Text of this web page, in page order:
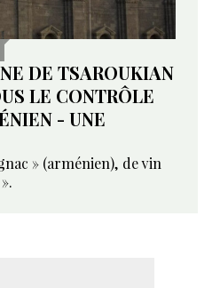
DE TSAROUKIAN
LE CONTRÔLE
- UNE
» (arménien), de vin